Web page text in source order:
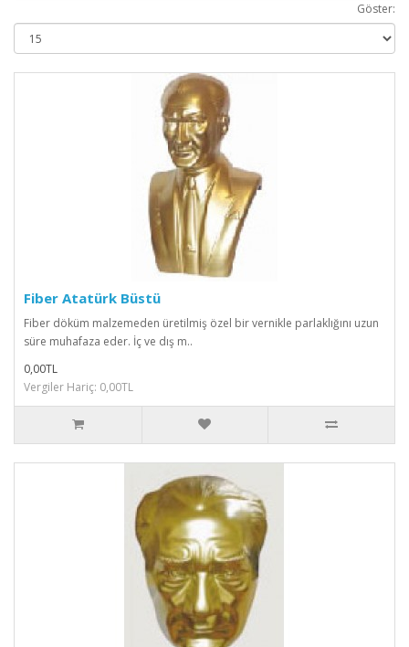
Göster:
Fiber Atatürk Büstü
Fiber döküm malzemeden üretilmiş özel bir vernikle parlaklığını uzun
süre muhafaza eder. İç ve dış m..
0,00TL
Vergiler Hariç: 0,00TL